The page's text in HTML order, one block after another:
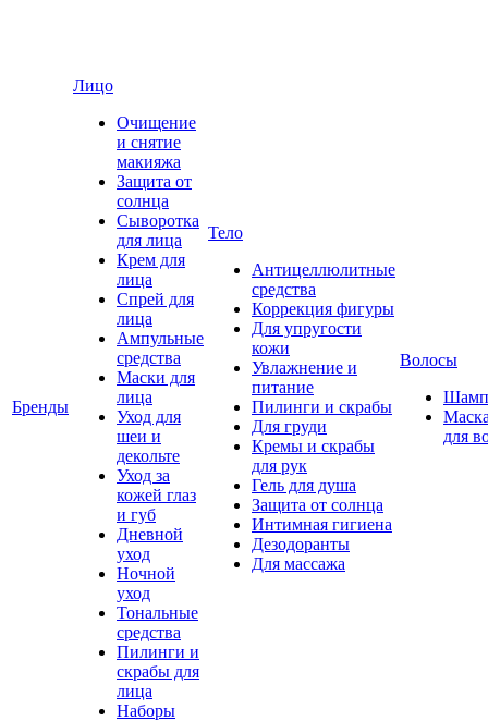
Бренды
Лицо
Очищение
и снятие
макияжа
Защита от
солнца
Сыворотка
для лица
Крем для
лица
Спрей для
лица
Ампульные
средства
Маски для
лица
Уход для
шеи и
декольте
Уход за
кожей глаз
и губ
Дневной
уход
Ночной
уход
Тональные
средства
Пилинги и
скрабы для
лица
Наборы
Тело
Антицеллюлитные
средства
Коррекция фигуры
Для упругости
кожи
Увлажнение и
питание
Пилинги и скрабы
Для груди
Кремы и скрабы
для рук
Гель для душа
Защита от солнца
Интимная гигиена
Дезодоранты
Для массажа
Волосы
для